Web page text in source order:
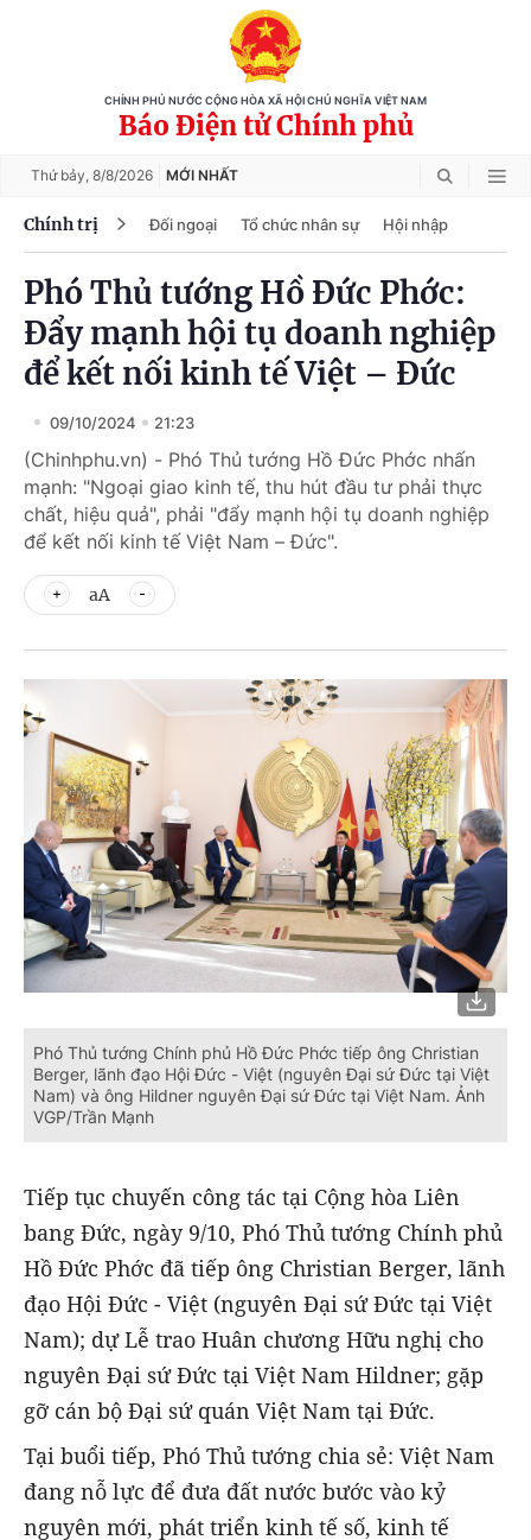
CHÍNH PHỦ NƯỚC CỘNG HÒA XÃ HỘI CHỦ NGHĨA VIỆT NAM
Báo Điện tử Chính phủ
Thứ bảy, 8/8/2026 MỚI NHẤT
Chính trị Đối ngoại Tổ chức nhân sự Hội nhập
Phó Thủ tướng Hồ Đức Phớc:
Đẩy mạnh hội tụ doanh nghiệp
để kết nối kinh tế Việt – Đức
09/10/2024 21:23
(Chinhphu.vn) - Phó Thủ tướng Hồ Đức Phớc nhấn
mạnh: "Ngoại giao kinh tế, thu hút đầu tư phải thực
chất, hiệu quả", phải "đẩy mạnh hội tụ doanh nghiệp
để kết nối kinh tế Việt Nam – Đức".
aA
Phó Thủ tướng Chính phủ Hồ Đức Phớc tiếp ông Christian
Berger, lãnh đạo Hội Đức - Việt (nguyên Đại sứ Đức tại Việt
Nam) và ông Hildner nguyên Đại sứ Đức tại Việt Nam. Ảnh
VGP/Trần Mạnh
Tiếp tục chuyến công tác tại Cộng hòa Liên
bang Đức, ngày 9/10, Phó Thủ tướng Chính phủ
Hồ Đức Phớc đã tiếp ông Christian Berger, lãnh
đạo Hội Đức - Việt (nguyên Đại sứ Đức tại Việt
Nam); dự Lễ trao Huân chương Hữu nghị cho
nguyên Đại sứ Đức tại Việt Nam Hildner; gặp
gỡ cán bộ Đại sứ quán Việt Nam tại Đức.
Tại buổi tiếp, Phó Thủ tướng chia sẻ: Việt Nam
đang nỗ lực để đưa đất nước bước vào kỷ
nguyên mới, phát triển kinh tế số, kinh tế